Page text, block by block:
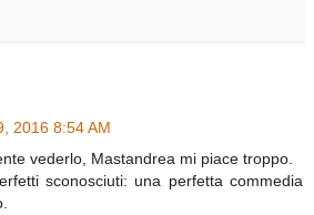
2016 8:54 AM
vederlo, Mastandrea mi piace troppo.
sconosciuti: una perfetta commedia